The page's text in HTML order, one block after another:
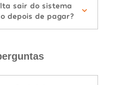
sair do sistema
depois de pagar?